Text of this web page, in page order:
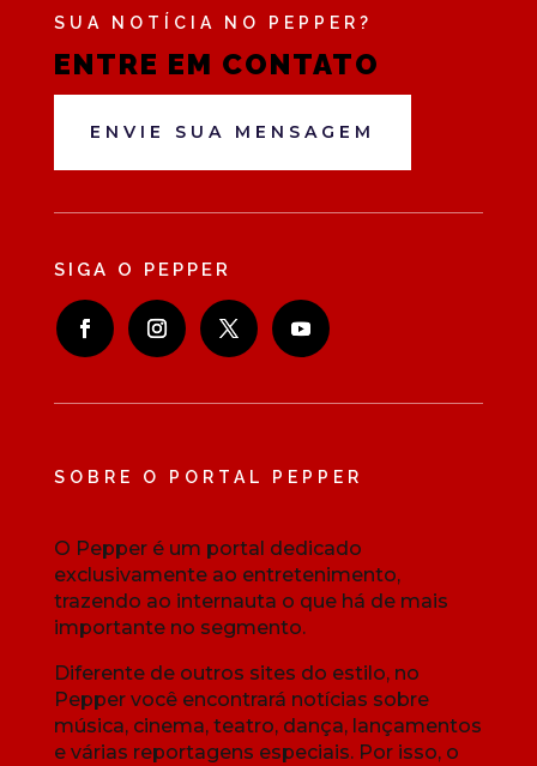
SUA NOTÍCIA NO PEPPER?
ENTRE EM CONTATO
ENVIE SUA MENSAGEM
SIGA O PEPPER
SOBRE O PORTAL PEPPER
O Pepper é um portal dedicado
exclusivamente ao entretenimento,
trazendo ao internauta o que há de mais
importante no segmento.
Diferente de outros sites do estilo, no
Pepper você encontrará notícias sobre
música, cinema, teatro, dança, lançamentos
e várias reportagens especiais. Por isso, o